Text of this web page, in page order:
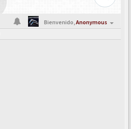
Bienvenido,Anonymous